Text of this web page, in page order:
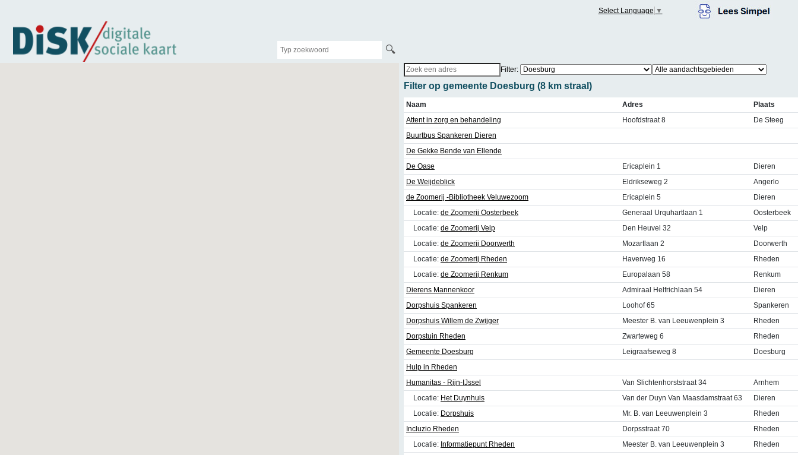
Select Language ▼
🔍
Filter:
Filter op gemeente Doesburg (8 km straal)
Naam Adres
Plaats
Attent in zorg en behandeling
Hoofdstraat 8
De Steeg
Buurtbus Spankeren Dieren
De Gekke Bende van Ellende
De Oase
Ericaplein 1
Dieren
De Weijdeblick
Eldrikseweg 2
Angerlo
de Zoomerij -Bibliotheek Veluwezoom
Ericaplein 5
Dieren
Locatie: de Zoomerij Oosterbeek Generaal Urquhartlaan 1
Oosterbeek
Locatie: de Zoomerij Velp Den Heuvel 32
Velp
Locatie: de Zoomerij Doorwerth Mozartlaan 2
Doorwerth
Locatie: de Zoomerij Rheden Haverweg 16
Rheden
Locatie: de Zoomerij Renkum Europalaan 58
Renkum
Dierens Mannenkoor
Admiraal Helfrichlaan 54
Dieren
Dorpshuis Spankeren
Loohof 65
Spankeren
Dorpshuis Willem de Zwijger
Meester B. van Leeuwenplein 3
Rheden
Dorpstuin Rheden
Zwarteweg 6
Rheden
Gemeente Doesburg
Leigraafseweg 8
Doesburg
Hulp in Rheden
Humanitas - Rijn-IJssel
Van Slichtenhorststraat 34
Arnhem
Locatie: Het Duynhuis Van der Duyn Van Maasdamstraat 63
Dieren
Locatie: Dorpshuis Mr. B. van Leeuwenplein 3
Rheden
Incluzio Rheden
Dorpsstraat 70
Rheden
Locatie: Informatiepunt Rheden Meester B. van Leeuwenplein 3
Rheden